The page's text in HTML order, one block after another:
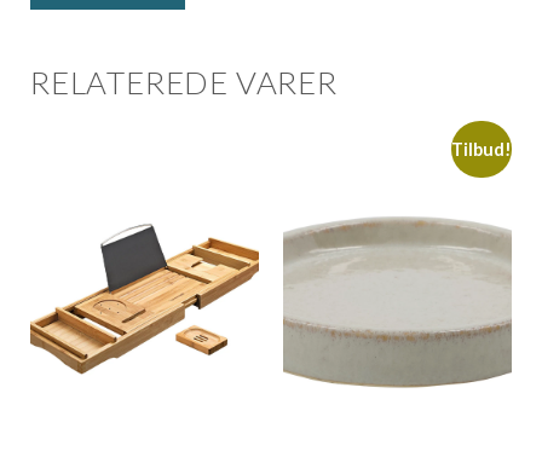
RELATEREDE VARER
Tilbud!